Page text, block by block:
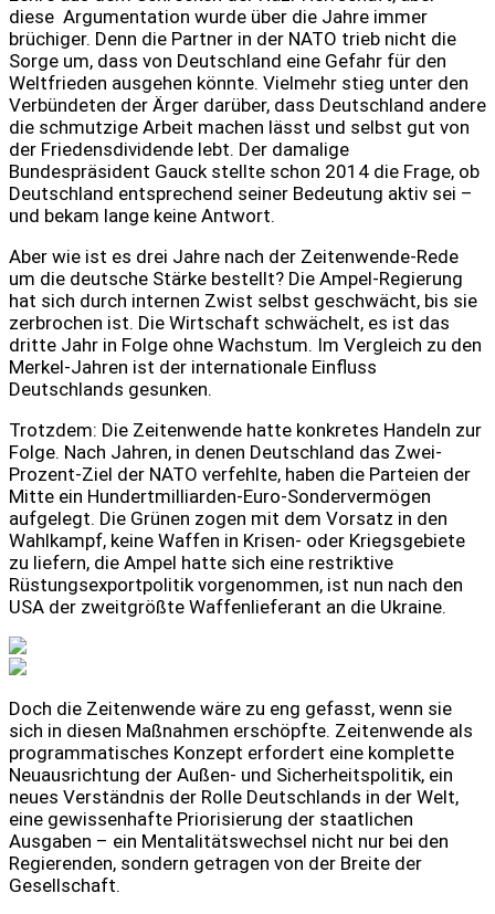
diese Argumentation wurde über die Jahre immer
brüchiger. Denn die Partner in der NATO trieb nicht die
Sorge um, dass von Deutschland eine Gefahr für den
Weltfrieden ausgehen könnte. Vielmehr stieg unter den
Verbündeten der Ärger darüber, dass Deutschland andere
die schmutzige Arbeit machen lässt und selbst gut von
der Friedensdividende lebt. Der damalige
Bundespräsident Gauck stellte schon 2014 die Frage, ob
Deutschland entsprechend seiner Bedeutung aktiv sei –
und bekam lange keine Antwort.
Aber wie ist es drei Jahre nach der Zeitenwende-Rede
um die deutsche Stärke bestellt? Die Ampel-Regierung
hat sich durch internen Zwist selbst geschwächt, bis sie
zerbrochen ist. Die Wirtschaft schwächelt, es ist das
dritte Jahr in Folge ohne Wachstum. Im Vergleich zu den
Merkel-Jahren ist der internationale Einfluss
Deutschlands gesunken.
Trotzdem: Die Zeitenwende hatte konkretes Handeln zur
Folge. Nach Jahren, in denen Deutschland das Zwei-
Prozent-Ziel der NATO verfehlte, haben die Parteien der
Mitte ein Hundertmilliarden-Euro-Sondervermögen
aufgelegt. Die Grünen zogen mit dem Vorsatz in den
Wahlkampf, keine Waffen in Krisen- oder Kriegsgebiete
zu liefern, die Ampel hatte sich eine restriktive
Rüstungsexportpolitik vorgenommen, ist nun nach den
USA der zweitgrößte Waffenlieferant an die Ukraine.
Doch die Zeitenwende wäre zu eng gefasst, wenn sie
sich in diesen Maßnahmen erschöpfte. Zeitenwende als
programmatisches Konzept erfordert eine komplette
Neuausrichtung der Außen- und Sicherheitspolitik, ein
neues Verständnis der Rolle Deutschlands in der Welt,
eine gewissenhafte Priorisierung der staatlichen
Ausgaben – ein Mentalitätswechsel nicht nur bei den
Regierenden, sondern getragen von der Breite der
Gesellschaft.